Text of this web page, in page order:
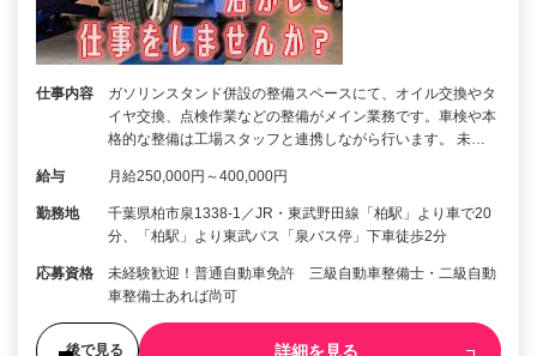
仕事内容
ガソリンスタンド併設の整備スペースにて、オイル交換やタ
イヤ交換、点検作業などの整備がメイン業務です。車検や本
格的な整備は工場スタッフと連携しながら行います。 未…
給与 月給250,000円～400,000円
勤務地
千葉県柏市泉1338-1／JR・東武野田線「柏駅」より車で20
分、「柏駅」より東武バス「泉バス停」下車徒歩2分
応募資格
未経験歓迎！普通自動車免許 三級自動車整備士・二級自動
車整備士あれば尚可
後で見る 詳細を見る